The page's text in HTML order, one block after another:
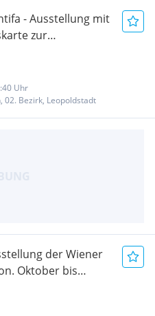
- Ausstellung mit
zur
Sonderblatt mit
Uhr
02. Bezirk, Leopoldstadt
der Wiener
Oktober bis
1919"